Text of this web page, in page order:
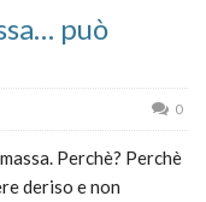
può
0
Perchè? Perchè
deriso e non